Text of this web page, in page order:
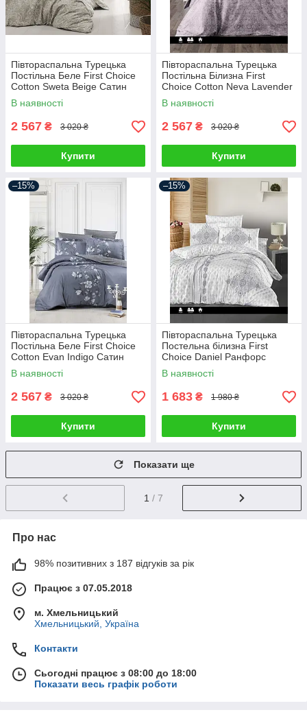
Півтораспальна Турецька
Постільна Беле First Choice
Cotton Sweta Beige Сатин
В наявності
2 567 ₴ 3 020 ₴
Купити
Півтораспальна Турецька
Постільна Білизна First
Choice Cotton Neva Lavender
Сатин
В наявності
2 567 ₴ 3 020 ₴
Купити
–15%
Півтораспальна Турецька
Постільна Беле First Choice
Cotton Evan Indigo Сатин
В наявності
2 567 ₴ 3 020 ₴
Купити
–15%
Півтораспальна Турецька
Постельна білизна First
Choice Daniel Ранфорс
В наявності
1 683 ₴ 1 980 ₴
Купити
Показати ще
1 / 7
Про нас
98% позитивних з 187 відгуків за рік
Працює з 07.05.2018
м. Хмельницький
Хмельницький, Україна
Контакти
Сьогодні працює з 08:00 до 18:00
Показати весь графік роботи